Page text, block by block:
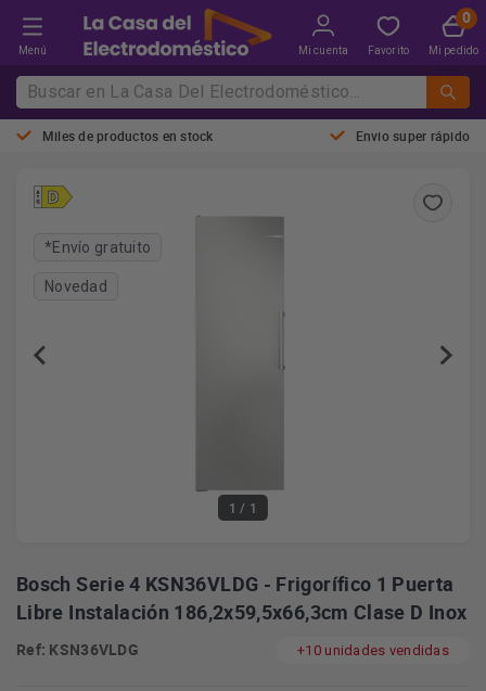
Menú Mi cuenta Favorito Mi pedido
Miles de productos en stock Envio super rápido
1 / 1
*Envío gratuito
Novedad
Bosch Serie 4 KSN36VLDG - Frigorífico 1 Puerta
Libre Instalación 186,2x59,5x66,3cm Clase D Inox
Ref: KSN36VLDG +10 unidades vendidas